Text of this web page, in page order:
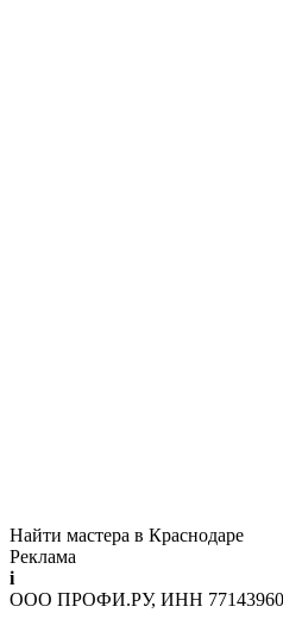
Найти мастера в Краснодаре
Реклама
i
ООО ПРОФИ.РУ, ИНН